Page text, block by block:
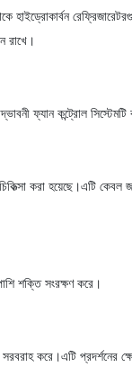
রাখে।
ফ্যান কন্ট্রোল
করা হয়েছে।এটি
শক্তি সংরক্ষণ করে।
করে।এটি প্রদর্শনের